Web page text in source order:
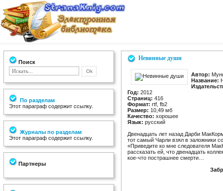
Поиск
По разделам
Этот параграф содержит ссылку.
Журналы по разделам
Этот параграф содержит ссылку.
Партнеры
Невинные души
Автор:
Название:
Год: 2012
Страниц: 416
Формат: rtf, fb2
Размер: 10,49 мб
Качество: хорошее
Язык: русский
Двенадцать лет назад Дарби
тот самый Чарли взял в заложники
«Приведите ко мне следователя
рассказать ей, что двенадцать
кое-что пострашнее смерти…